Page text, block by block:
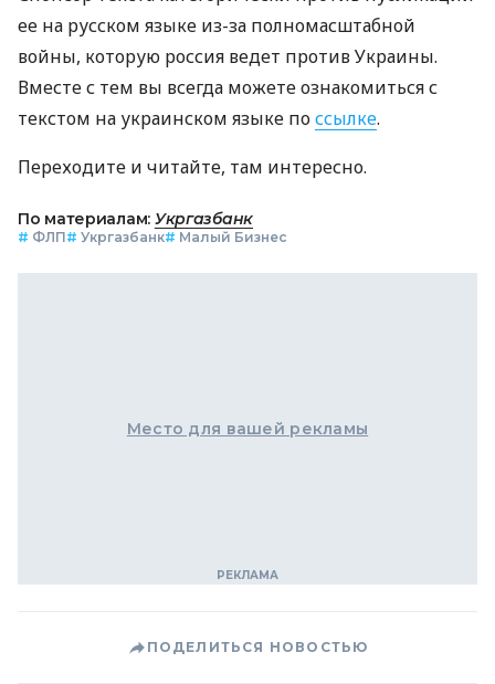
ее на русском языке из-за полномасштабной
войны, которую россия ведет против Украины.
Вместе с тем вы всегда можете ознакомиться с
текстом на украинском языке поссылке.
Переходите и читайте, там интересно.
По материалам: Укргазбанк
# ФЛП# Укргазбанк# Малый Бизнес
Место для вашей рекламы
ПОДЕЛИТЬСЯ НОВОСТЬЮ